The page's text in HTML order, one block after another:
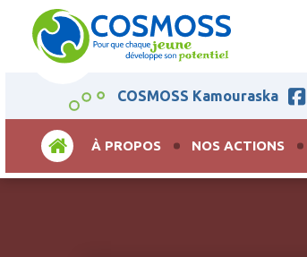
COSMOSS Kamouraska
ACCUEILÀ PROPOS NOS ACTIONS